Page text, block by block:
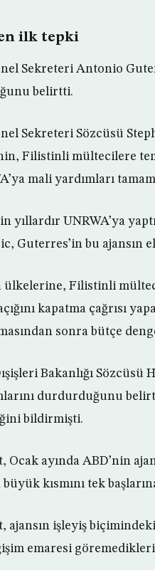
ilk tepki
Sekreteri Antonio
belirtti.
Sekreteri Sözcüsü
Filistinli mültecilere
mali yardımları
yıllardır UNRWA’ya
Guterres’in bu ajansın
ülkelerine, Filistinli
kapatma çağrısı
sonra bütçe
Bakanlığı Sözcüsü
durdurduğunu
bildirmişti.
Ocak ayında ABD’nin
kısmını tek
ajansın işleyiş
emaresi